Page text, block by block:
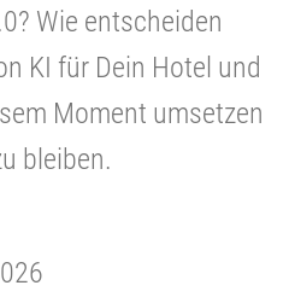
Wie entscheiden
KI für Dein Hotel und
Moment umsetzen
bleiben.